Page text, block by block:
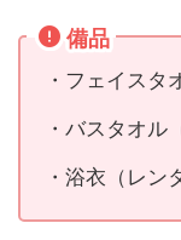
備品
・フェイスタ
・バスタオル
・浴衣（レン